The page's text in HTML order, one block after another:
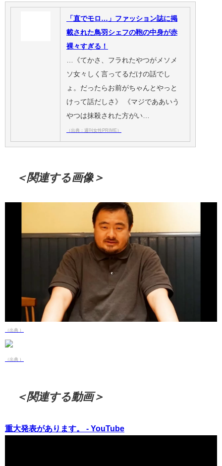
「直でモロ…」ファッション誌に掲
載された鳥羽シェフの鞄の中身が赤
裸々すぎる！
…《てかさ、フラれたやつがメソメ
ソ女々しく言ってるだけの話でし
ょ。だったらお前がちゃんとやっと
けって話だしさ》 《マジでああいう
やつは抹殺された方がい…
（出典：週刊女性PRIME）
＜関連する画像＞
（出典 ）
（出典 ）
＜関連する動画＞
重大発表があります。 - YouTube